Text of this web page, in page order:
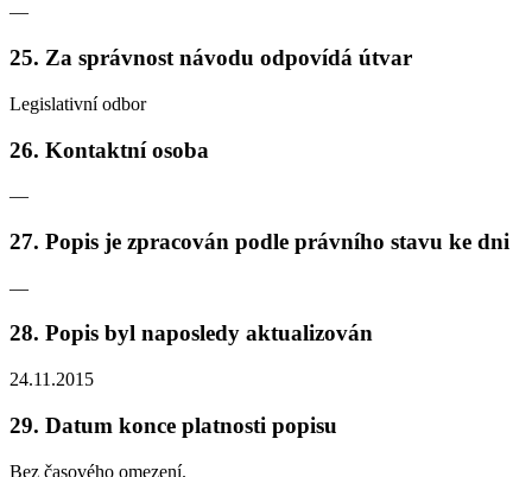
—
25. Za správnost návodu odpovídá útvar
Legislativní odbor
26. Kontaktní osoba
—
27. Popis je zpracován podle právního stavu ke dni
—
28. Popis byl naposledy aktualizován
24.11.2015
29. Datum konce platnosti popisu
Bez časového omezení.